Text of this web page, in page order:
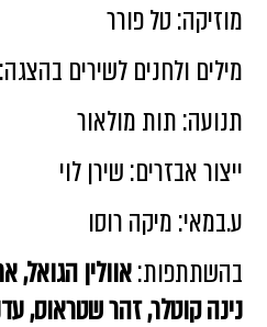
מוזיקה: טל פורר
מילים ולחנים לשירים
תנועה: תות מולאור
ייצור אבזרים: שירן לוי
ע.במאי: מיקה רוסו
בהשתתפות:אוולין הגואל,
נינה קוטלר, זהר שטראוס,